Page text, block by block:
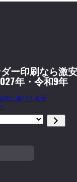
ー印刷なら激
年・令和9年
律に基づく表示